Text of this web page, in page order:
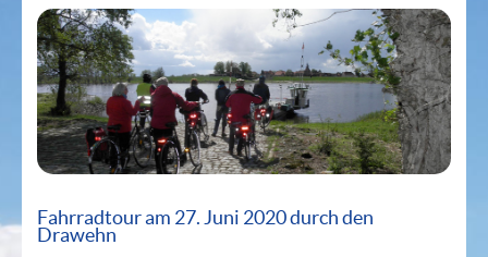
Fahrradtour am 27. Juni 2020 durch den
Drawehn